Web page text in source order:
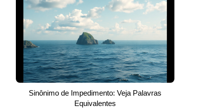
Sinônimo de Impedimento: Veja Palavras
Equivalentes